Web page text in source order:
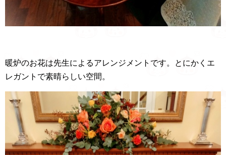
暖炉のお花は先生によるアレンジメントです。とにかくエ
レガントで素晴らしい空間。